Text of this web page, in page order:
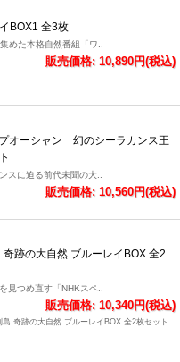
BOX1 全3枚
めた本格自然番組「ワ..
販売価格: 10,890円(税込)
オーシャン 幻のシーラカンス王
スに迫る前代未聞の大..
販売価格: 10,560円(税込)
跡の大自然 ブルーレイBOX 全2
見つめ直す「NHKスペ..
販売価格: 10,340円(税込)
奇跡の大自然 ブルーレイBOX 全2枚セット